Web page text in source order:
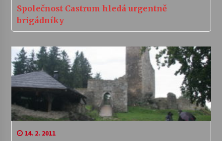
Společnost Castrum hledá urgentně
brigádníky
14. 2. 2011